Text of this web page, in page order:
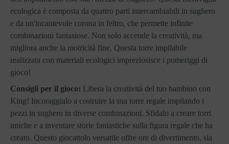
ecologica è composta da quattro parti intercambiabili in sughero
e da un'incantevole corona in feltro, che permette infinite
combinazioni fantasiose. Non solo accende la creatività, ma
migliora anche la motricità fine. Questa torre impilabile
realizzata con materiali ecologici impreziosisce i pomeriggi di
gioco!
Consigli per il gioco: Libera la creatività del tuo bambino con
King! Incoraggialo a costruire la sua torre regale impilando i
pezzi in sughero in diverse combinazioni. Sfidalo a creare torri
uniche e a inventare storie fantastiche sulla figura regale che ha
creato. Questo giocattolo versatile offre ore di divertimento, sia